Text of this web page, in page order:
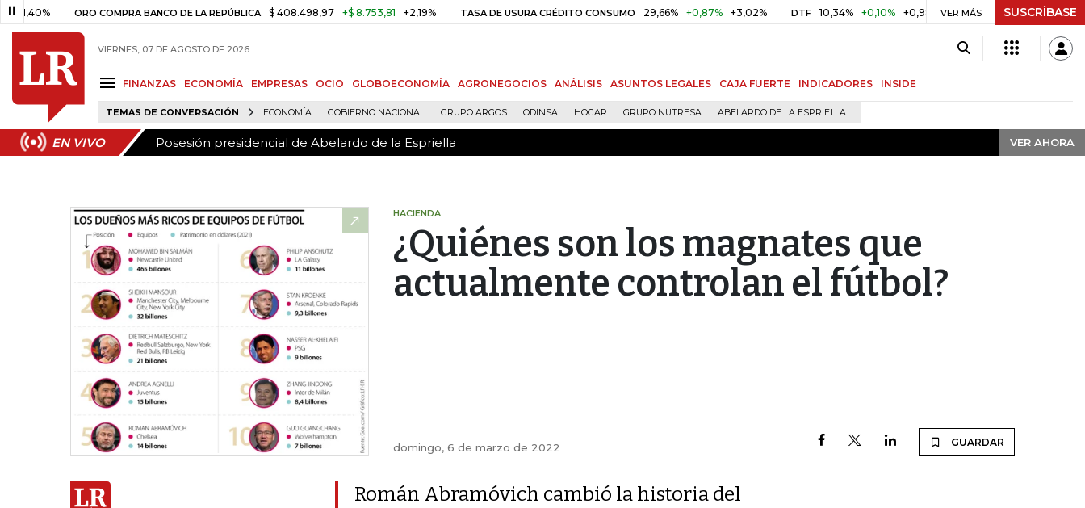
ORO COMPRA BANCO DE LA REPÚBLICA $ 408.498,97 +$ 8.753,81 +2,19% TASA DE USURA CRÉDITO CONSUMO 29,66% +0,87% +3,02% DTF 10,34% +0,10% +0,98% UVR $ 416,91 +$ 0,05 +0,01%
VER MÁS SUSCRÍBASE
VIERNES, 07 DE AGOSTO DE 2026
FINANZAS ECONOMÍA EMPRESAS OCIO GLOBOECONOMÍA AGRONEGOCIOS ANÁLISIS ASUNTOS LEGALES CAJA FUERTE INDICADORES INSIDE
TEMAS DE CONVERSACIÓN ECONOMÍA GOBIERNO NACIONAL GRUPO ARGOS ODINSA HOGAR GRUPO NUTRESA ABELARDO DE LA ESPRIELLA
EN VIVO Posesión presidencial de Abelardo de la Espriella VER AHORA
EN VIVO Posesión presidencial de Abelardo de la Espriella VER AHORA
HACIENDA
¿Quiénes son los magnates que
actualmente controlan el fútbol?
domingo, 6 de marzo de 2022 GUARDAR
Román Abramóvich cambió la historia del